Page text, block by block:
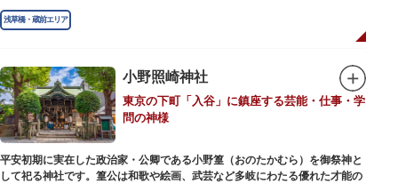
江戸時代には勧進大相撲の開催地としても知られ、3大強豪力士の谷風、小
野川、雷電などの名力士による幾多の名勝負が繰り広げられ大いに賑わいを
見せました。また、御神輿は昭和の名工・志布景彩（しふけいさい）による
創建当初の社号は「石清水八幡宮」でしたが、1951年に「藏前神社」へと改
称しました。江戸城鬼門除の守護神ならびに徳川将軍家祈願所の一社として
尊崇され、社地は200石の朱印地を賜り、江戸を代表する名社のひとつに数
えられています。赤穂義士討ち入りの成功祈願や、落語の演目にある「元
犬」ゆかりの神社としても知られるパワースポットです。
浅草橋・蔵前エリア
小野照崎神社
東京の下町「入谷」に鎮座する芸能・仕事・学
問の神様
平安初期に実在した政治家・公卿である小野篁（おのたかむら）を御祭神と
して祀る神社です。篁公は和歌や絵画、武芸など多岐にわたる優れた才能の